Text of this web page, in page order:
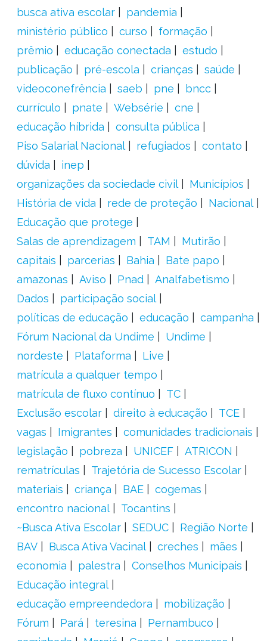
busca ativa escolar
pandemia
ministério público
curso
formação
prêmio
educação conectada
estudo
publicação
pré-escola crianças
saúde
videoconefrência
saeb pne
bncc
currículo
pnate Websérie
cne
educação híbrida
consulta pública
Piso Salarial Nacional
refugiados
contato
dúvida
inep
organizações da sociedade civil
Municípios
História de vida
rede de proteção
Nacional
Educação que protege
Salas de aprendizagem
TAM
Mutirão
capitais
parcerias Bahia
Bate papo
amazonas
Aviso Pnad
Analfabetismo
Dados
participação social
políticas de educação
educação
campanha
Fórum Nacional da Undime
Undime
nordeste
Plataforma
Live
matrícula a qualquer tempo
matrícula de fluxo contínuo
TC
Exclusão escolar
direito à educação
TCE
vagas
Imigrantes
comunidades tradicionais
legislação
pobreza UNICEF
ATRICON
rematrículas
Trajetória de Sucesso Escolar
materiais
criança BAE
cogemas
encontro nacional
Tocantins
~Busca Ativa Escolar
SEDUC
Região Norte
BAV
Busca Ativa Vacinal creches
mães
economia
palestra
Conselhos Municipais
Educação integral
educação empreendedora
mobilização
Fórum
Pará teresina
Pernambuco